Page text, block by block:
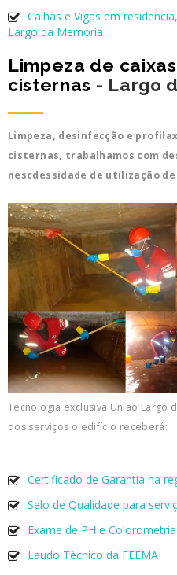
Calhas e Vigas em
Largo da Memória
Limpeza de
cisternas - Largo
Limpeza, desinfecção e
cisternas, trabalhamos com
nescdessidade de utilização
Tecnologia exclusiva União Largo
dos serviços o edifício receberá:
Certificado de Garantia na
Selo de Qualidade para
Exame de PH e Colorometria
Laudo Técnico da FEEMA